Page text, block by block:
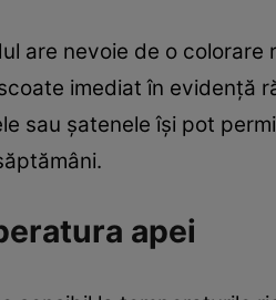
are nevoie de o
imediat în evidenţă
sau şatenele îşi pot
apei